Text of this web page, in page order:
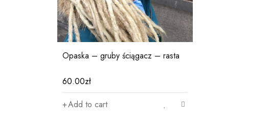
Opaska – gruby ściągacz – rasta
60.00zł
Add to cart